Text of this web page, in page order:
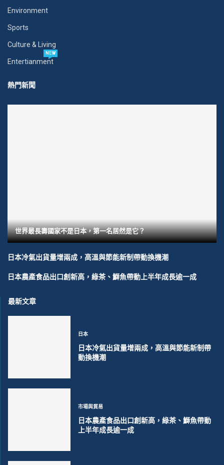
Environment
Sports
Culture & Living
Entertianment
NEW
熱門新聞
世界最長壽國家不是日本，第一名居然是它？
日本冷氣出貨量增兩成，高溫與節能新制帶動換機潮
日本農產食品出口創新高，綠茶、鰤魚帶動上半年成長逾一成
最新文章
日本
日本冷氣出貨量增兩成，高溫與節能新制帶
動換機潮
市場與貿易
日本農產食品出口創新高，綠茶、鰤魚帶動
上半年成長逾一成